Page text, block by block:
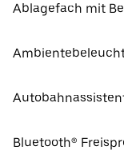
Ablagefach mit
Bluetooth®